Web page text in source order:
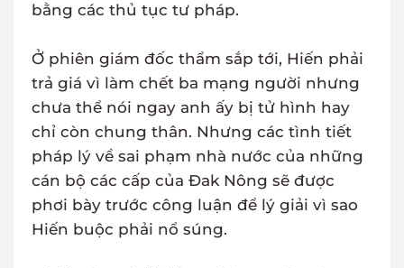
bằng các thủ tục tư pháp.
Ở phiên giám đốc thẩm sắp tới, Hiến phải
trả giá vì làm chết ba mạng người nhưng
chưa thể nói ngay anh ấy bị tử hình hay
chỉ còn chung thân. Nhưng các tình tiết
pháp lý về sai phạm nhà nước của những
cán bộ các cấp của Đak Nông sẽ được
phơi bày trước công luận để lý giải vì sao
Hiến buộc phải nổ súng.